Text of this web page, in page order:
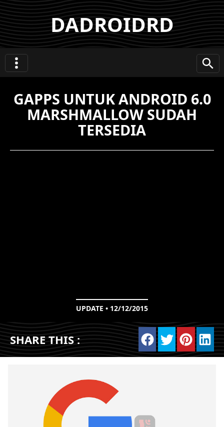
DADROIDRD
GAPPS UNTUK ANDROID 6.0
MARSHMALLOW SUDAH
TERSEDIA
UPDATE • 12/12/2015
SHARE THIS :